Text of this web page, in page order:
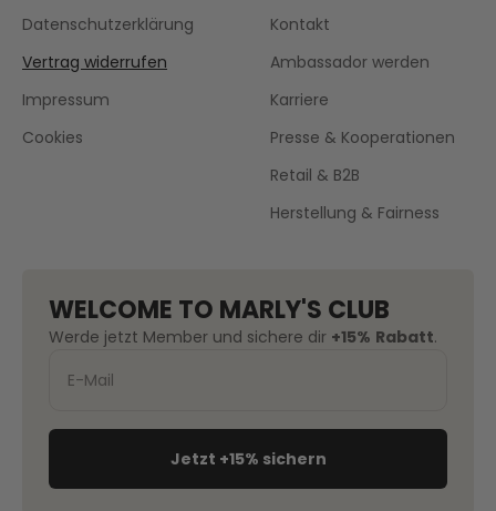
Datenschutzerklärung
Vertrag widerrufen
Impressum
Cookies
Kontakt
Ambassador werden
Karriere
Presse & Kooperationen
Retail & B2B
Herstellung & Fairness
WELCOME TO MARLY'S CLUB
Werde jetzt Member und sichere dir +15% Rabatt.
Jetzt +15% sichern